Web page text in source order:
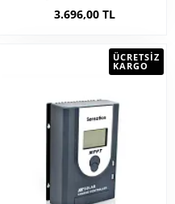
3.696,00 TL
ÜCRETSIZ
KARGO